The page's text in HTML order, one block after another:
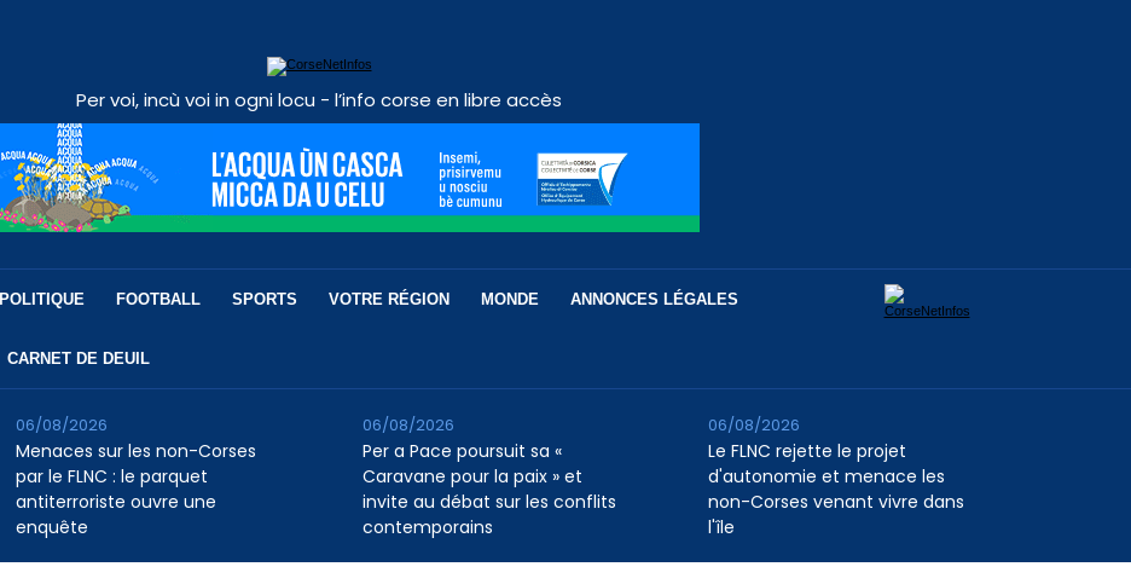
Per voi, incù voi in ogni locu - l’info corse en libre accès
POLITIQUE FOOTBALL SPORTS VOTRE RÉGION MONDE ANNONCES LÉGALES
CARNET DE DEUIL
Menaces sur les non-Corses
par le FLNC : le parquet
antiterroriste ouvre une
enquête
06/08/2026
Per a Pace poursuit sa «
Caravane pour la paix » et
invite au débat sur les conflits
contemporains
06/08/2026
Le FLNC rejette le projet
d'autonomie et menace les
non-Corses venant vivre dans
l'île
06/08/2026